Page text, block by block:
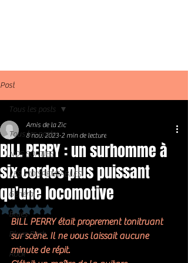
Post
Tous les posts
NOS SORTIES
LES INDISPENSABLES
Général
Blues
Blues Rock
Rock
Tous les posts
BILL PERRY : un surhomme à
six cordes plus puissant
qu'une locomotive
Amis de la Zic
8 nov. 2023 2 min de lecture
Noté NaN étoiles sur 5.
BILL PERRY était proprement tonitruant
sur scène. Il ne vous laissait aucune
minute de répit.